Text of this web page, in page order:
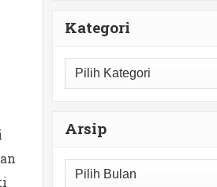
Kategori
Kategori
Arsip
Arsip